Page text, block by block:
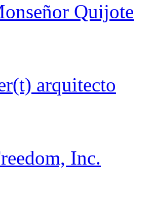
Quijote
arquitecto
Inc.